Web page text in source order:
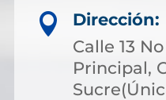

Dirección:
Calle 13
Principal,